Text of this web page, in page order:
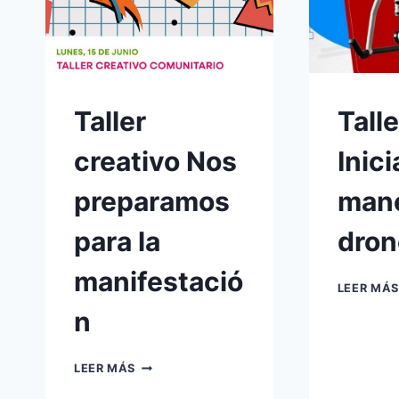
Taller
creativo Nos
preparamos
para la
manifestació
n
LEER MÁS TALLER
LEER MÁS